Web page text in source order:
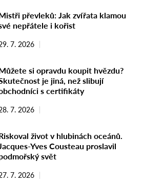
převleků: Jak zvířata klamou
nepřátele i kořist
7. 2026
si opravdu koupit hvězdu?
je jiná, než slibují
s certifikáty
7. 2026
život v hlubinách oceánů.
Yves Cousteau proslavil
svět
7. 2026